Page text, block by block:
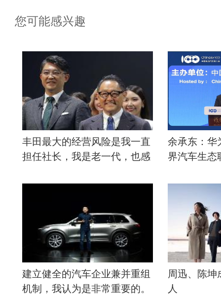
您可能感兴趣
丰田最大的经营风险是我一直
担任社长，我是老一代，也感
为有必要在新时代引退。
余承东：华
界汽车生态
建立健全的汽车企业兼并重组
机制，我认为是非常重要的。
周迅、陈坤
人